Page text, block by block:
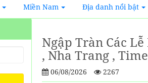
Miền Nam Địa danh nổi bật
Ngập Tràn Các
, Nha Trang ,
06/08/2026 2267